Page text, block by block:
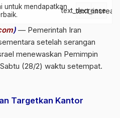
untuk mendapatkantext_decrease
) — Pemerintah Iran
setelah serangan
menewaskan Pemimpin
(28/2) waktu setempat.
Targetkan Kantor